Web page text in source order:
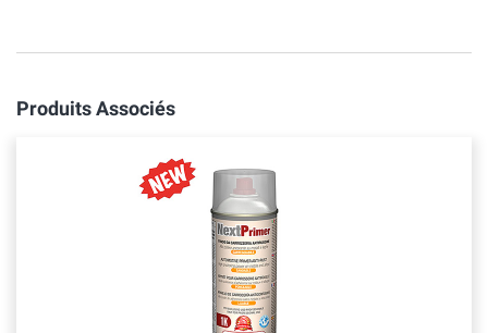
Produits Associés